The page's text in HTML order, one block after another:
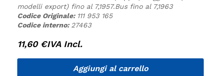
modelli export) fino al 7,1957.Bus fino al 7,1963
Codice Originale: 111 953 165
Codice interno: 27463
11,60 €IVA Incl.
Aggiungi al carrello